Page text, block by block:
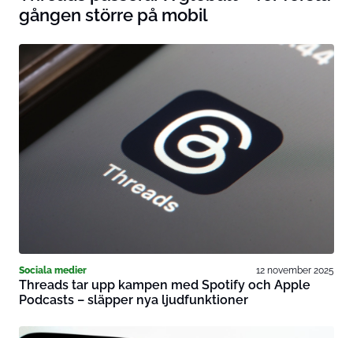
gången större på mobil
Sociala medier 12 november 2025
Threads tar upp kampen med Spotify och Apple
Podcasts – släpper nya ljudfunktioner